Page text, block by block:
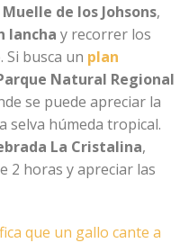
Muelle de los Johsons,
lancha y recorrer los
Si busca un plan
Natural Regional
se puede apreciar la
selva húmeda tropical.
La Cristalina,
2 horas y apreciar las
que un gallo cante a